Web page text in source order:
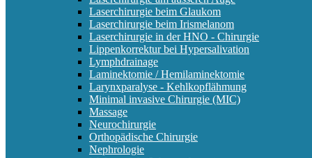
Laserchirurgie beim Glaukom
Laserchirurgie beim Irismelanom
Laserchirurgie in der HNO - Chirurgie
Lippenkorrektur bei Hypersalivation
Lymphdrainage
Laminektomie / Hemilaminektomie
Larynxparalyse - Kehlkopflähmung
Minimal invasive Chirurgie (MIC)
Massage
Neurochirurgie
Orthopädische Chirurgie
Nephrologie